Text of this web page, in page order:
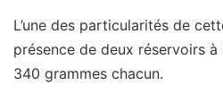
L’une des particularités de
présence de deux réservoirs
340 grammes chacun.